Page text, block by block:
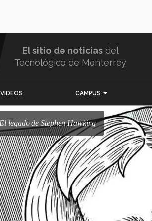
El sitio de noticias del
Tecnológico de Monterrey
VIDEOS CAMPUS
El legado de Stephen Hawking